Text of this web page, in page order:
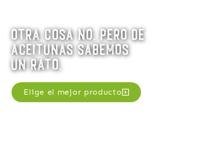
Otra cosa no, pero de
aceitunas sabemos
un rato.
Elige el mejor producto